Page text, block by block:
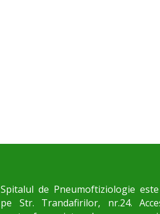
Spitalul de Pneumoftiziologie
pe Str. Trandafirilor, nr.24.